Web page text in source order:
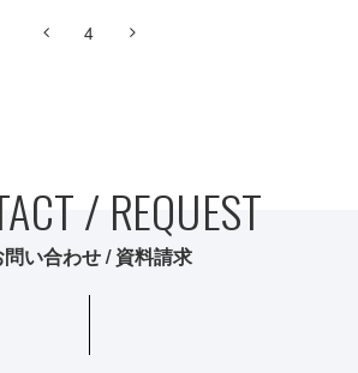
4
/ REQUEST
問い合わせ / 資料請求